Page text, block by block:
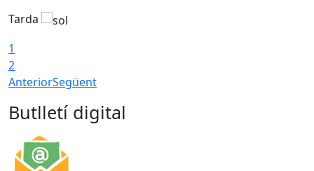
Tarda
1
2
AnteriorSegüent
Butlletí digital